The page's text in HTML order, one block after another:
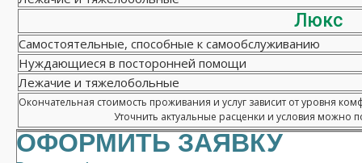
Люкс
Самостоятельные, способные к самообслуживанию
Нуждающиеся в посторонней помощи
Лежачие и тяжелобольные
Окончательная стоимость проживания и услуг зависит от уровня
Уточнить актуальные расценки и условия можно
ОФОРМИТЬ ЗАЯВКУ